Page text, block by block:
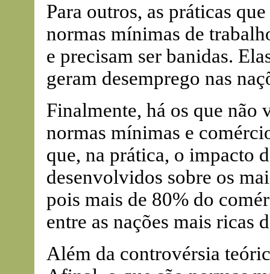
Para outros, as práticas
normas mínimas de
e precisam ser banidas.
geram desemprego nas
Finalmente, há os que não
normas mínimas e
que, na prática, o impacto
desenvolvidos sobre os
pois mais de 80% do
entre as nações mais ricas
Além da controvérsia